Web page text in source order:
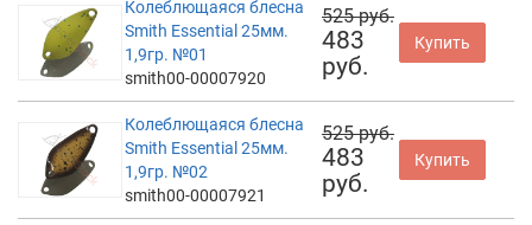
Колеблющаяся блесна
Smith Essential 25мм.
1,9гр. №01
smith00-00007920
525 руб.
483
руб.
Купить
Колеблющаяся блесна
Smith Essential 25мм.
1,9гр. №02
smith00-00007921
525 руб.
483
руб.
Купить